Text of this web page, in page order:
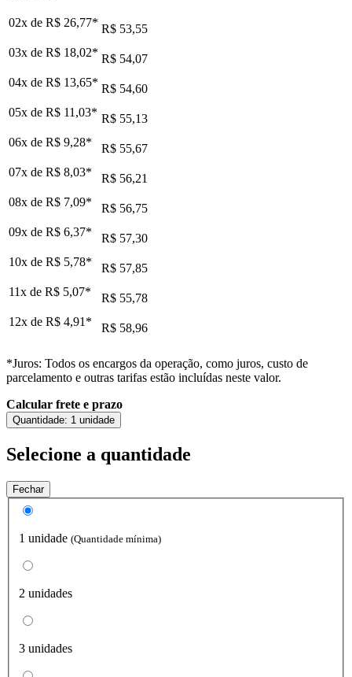
02x de R$ 26,77* R$ 53,55
03x de R$ 18,02* R$ 54,07
04x de R$ 13,65* R$ 54,60
05x de R$ 11,03* R$ 55,13
06x de R$ 9,28*
R$ 55,67
07x de R$ 8,03*
R$ 56,21
08x de R$ 7,09*
R$ 56,75
09x de R$ 6,37*
R$ 57,30
10x de R$ 5,78*
R$ 57,85
11x de R$ 5,07*
R$ 55,78
12x de R$ 4,91 * R$ 58,96
*Juros: Todos os encargos da operação, como juros, custo de
parcelamento e outras tarifas estão incluídas neste valor.
Calcular frete e prazo
Quantidade: 1 unidade
Selecione a quantidade
Fechar
1 unidade (Quantidade mínima)
2 unidades
3 unidades